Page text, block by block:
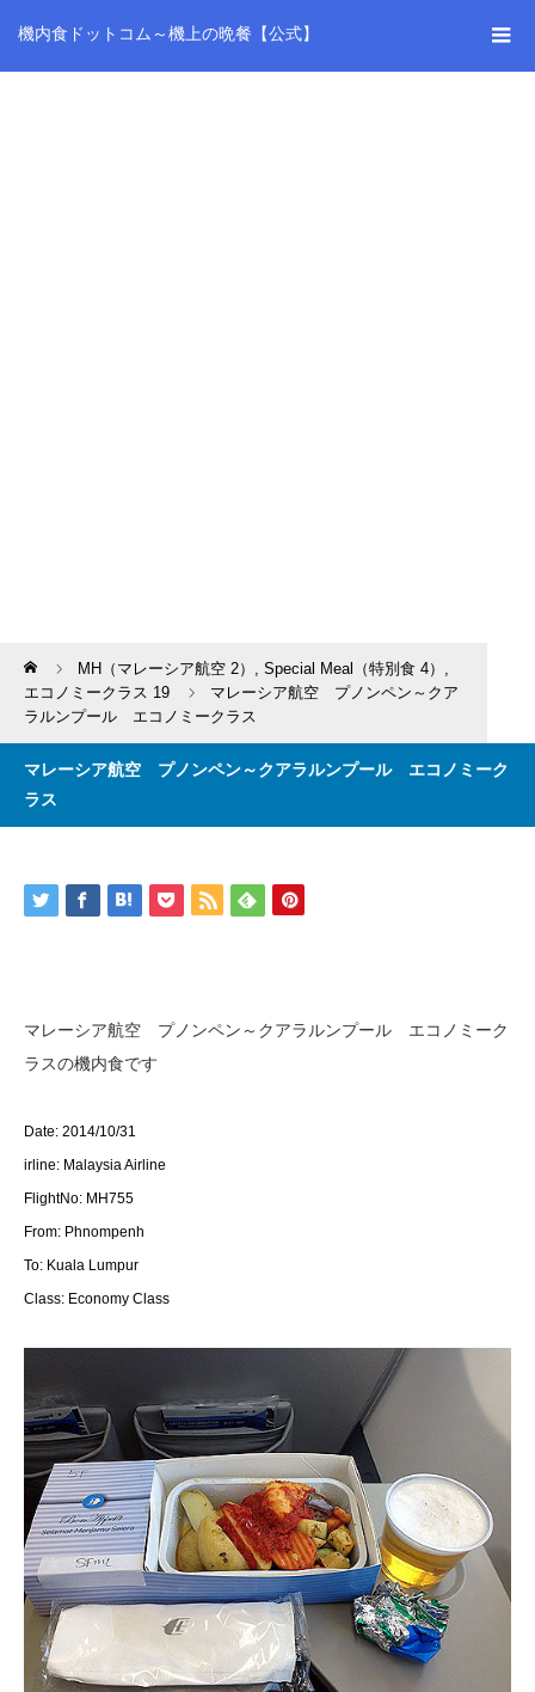
機内食ドットコム～機上の晩餐【公式】
Home MH（マレーシア航空 2） , Special Meal（特別食 4） ,
エコノミークラス 19
マレーシア航空 プノンペン～クア
ラルンプール エコノミークラス
マレーシア航空 プノンペン～クアラルンプール エコノミーク
ラス
マレーシア航空 プノンペン～クアラルンプール エコノミーク
ラスの機内食です
Date: 2014/10/31
irline: Malaysia Airline
FlightNo: MH755
From: Phnompenh
To: Kuala Lumpur
Class: Economy Class